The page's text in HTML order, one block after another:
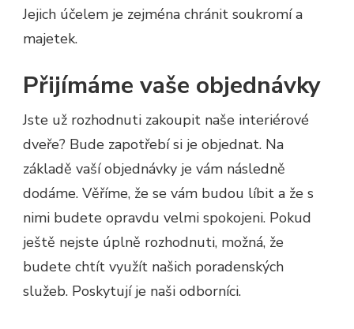
Jejich účelem je zejména chránit soukromí a
majetek.
Přijímáme vaše objednávky
Jste už rozhodnuti zakoupit naše interiérové
dveře? Bude zapotřebí si je objednat. Na
základě vaší objednávky je vám následně
dodáme. Věříme, že se vám budou líbit a že s
nimi budete opravdu velmi spokojeni. Pokud
ještě nejste úplně rozhodnuti, možná, že
budete chtít využít našich poradenských
služeb. Poskytují je naši odborníci.